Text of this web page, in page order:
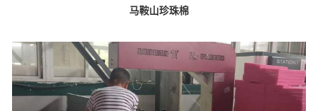
马鞍山珍珠棉